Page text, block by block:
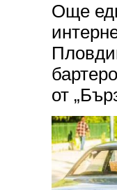
Още
от